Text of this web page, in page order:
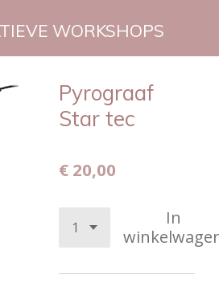
WORKSHOPS
Pyrograaf
Star tec
€ 20,00
In